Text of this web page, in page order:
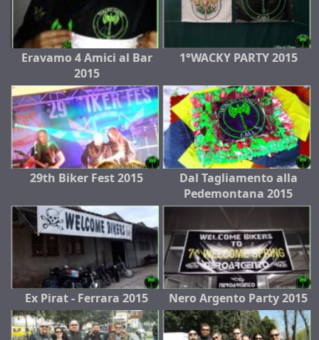
Eravamo 4 Amici al Bar
2015
1°WACKY PARTY 2015
29th Biker Fest 2015
Dal Tagliamento alla
Pedemontana 2015
Ex Pirat - Ferrara 2015 Nero Argento Party 2015